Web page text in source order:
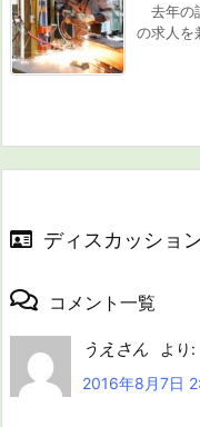
去年の
の求人を
ディスカッショ
コメント一覧
うえさん
より:
2016年8月7日